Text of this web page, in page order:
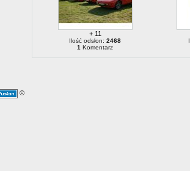
+ 11
Ilość odsłon: 2468
1 Komentarz
©